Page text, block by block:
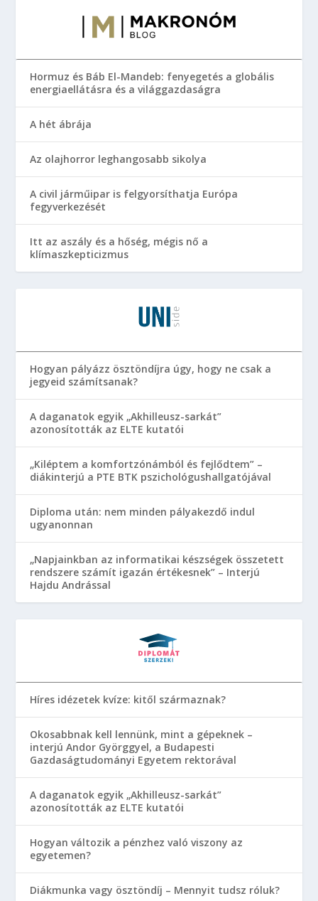
Hormuz és Báb El-Mandeb: fenyegetés a globális
energiaellátásra és a világgazdaságra
A hét ábrája
Az olajhorror leghangosabb sikolya
A civil járműipar is felgyorsíthatja Európa
fegyverkezését
Itt az aszály és a hőség, mégis nő a
klímaszkepticizmus
Hogyan pályázz ösztöndíjra úgy, hogy ne csak a
jegyeid számítsanak?
A daganatok egyik „Akhilleusz-sarkát”
azonosították az ELTE kutatói
„Kiléptem a komfortzónámból és fejlődtem” –
diákinterjú a PTE BTK pszichológushallgatójával
Diploma után: nem minden pályakezdő indul
ugyanonnan
„Napjainkban az informatikai készségek összetett
rendszere számít igazán értékesnek” – Interjú
Hajdu Andrással
Híres idézetek kvíze: kitől származnak?
Okosabbnak kell lennünk, mint a gépeknek –
interjú Andor Györggyel, a Budapesti
Gazdaságtudományi Egyetem rektorával
A daganatok egyik „Akhilleusz-sarkát”
azonosították az ELTE kutatói
Hogyan változik a pénzhez való viszony az
egyetemen?
Diákmunka vagy ösztöndíj – Mennyit tudsz róluk?